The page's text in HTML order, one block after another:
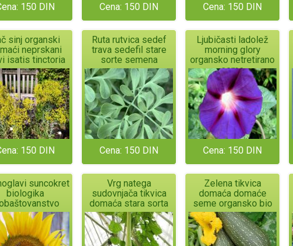
150 DIN Cena: 150 DIN Cena: 150 DIN
sinj organski
neprskani
isatis tinctoria
150 DIN
Ruta rutvica sedef
trava sedefil stare
sorte semena
Cena: 150 DIN
Ljubičasti ladolež
morning glory
organsko netretirano
seme
Cena: 150 DIN
suncokret
biologika
Vrg natega
sudovnjača tikvica
domaća stara sorta
Zelena tikvica
domaća domaće
seme organsko bio